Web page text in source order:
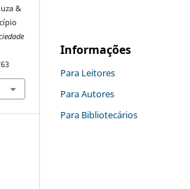
&
Informações
Para Leitores
Para Autores
Para Bibliotecários